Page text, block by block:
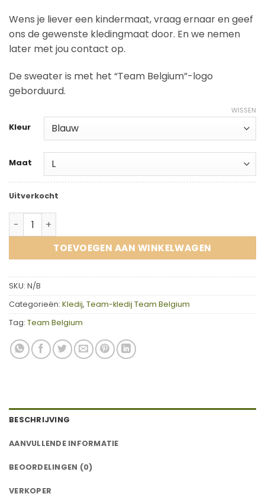
Wens je liever een kindermaat, vraag ernaar en geef
ons de gewenste kledingmaat door. En we nemen
later met jou contact op.
De sweater is met het “Team Belgium”-logo
geborduurd.
Kleur
Maat
WISSEN
Uitverkocht
Sweater aantal
TOEVOEGEN AAN WINKELWAGEN
SKU: N/B
Categorieën: Kledij, Team-kledij Team Belgium
Tag: Team Belgium
BESCHRIJVING
AANVULLENDE INFORMATIE
BEOORDELINGEN (0)
VERKOPER